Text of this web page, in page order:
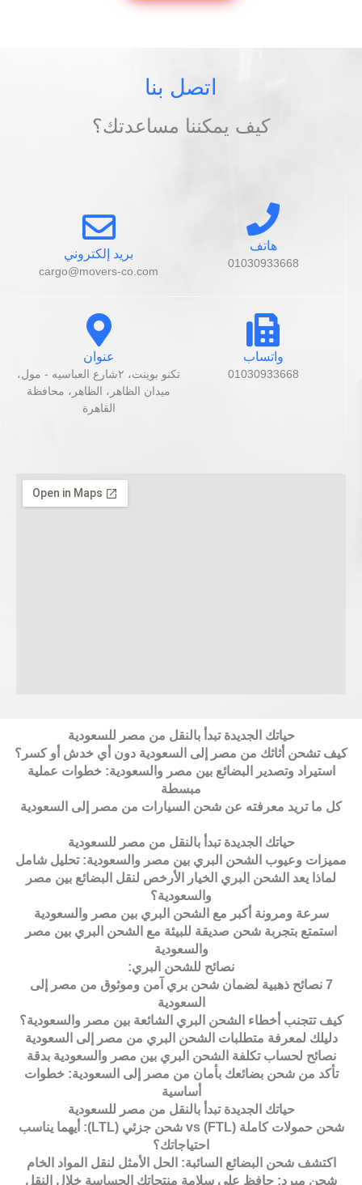
اتصل بنا
كيف يمكننا مساعدتك؟
هاتف
01030933668
بريد إلكتروني
cargo@movers-co.com
واتساب
01030933668
عنوان
تكنو بوينت، ٢شارع العباسيه - مول،
ميدان الظاهر، الظاهر، محافظة
القاهرة‬
حياتك الجديدة تبدأ بالنقل من مصر للسعودية
كيف تشحن أثاثك من مصر إلى السعودية دون أي خدش أو كسر؟
استيراد وتصدير البضائع بين مصر والسعودية: خطوات عملية
مبسطة
كل ما تريد معرفته عن شحن السيارات من مصر إلى السعودية
حياتك الجديدة تبدأ بالنقل من مصر للسعودية
مميزات وعيوب الشحن البري بين مصر والسعودية: تحليل شامل
لماذا يعد الشحن البري الخيار الأرخص لنقل البضائع بين مصر
والسعودية؟
سرعة ومرونة أكبر مع الشحن البري بين مصر والسعودية
استمتع بتجربة شحن صديقة للبيئة مع الشحن البري بين مصر
والسعودية
نصائح للشحن البري:
7 نصائح ذهبية لضمان شحن بري آمن وموثوق من مصر إلى
السعودية
كيف تتجنب أخطاء الشحن البري الشائعة بين مصر والسعودية؟
دليلك لمعرفة متطلبات الشحن البري من مصر إلى السعودية
نصائح لحساب تكلفة الشحن البري بين مصر والسعودية بدقة
تأكد من شحن بضائعك بأمان من مصر إلى السعودية: خطوات
أساسية
حياتك الجديدة تبدأ بالنقل من مصر للسعودية
شحن حمولات كاملة (FTL) vs شحن جزئي (LTL): أيهما يناسب
احتياجاتك؟
اكتشف شحن البضائع السائبة: الحل الأمثل لنقل المواد الخام
شحن مبرد: حافظ على سلامة منتجاتك الحساسة خلال النقل